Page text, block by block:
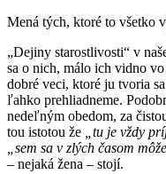
Mená tých, ktoré to všetko
„Dejiny starostlivosti“ v
sa o nich, málo ich vidno
dobré veci, ktoré ju tvoria
ľahko prehliadneme.
nedeľným obedom, za
tou istotou že
„tu je vždy
„sem sa v zlých časom
– nejaká žena – stojí.